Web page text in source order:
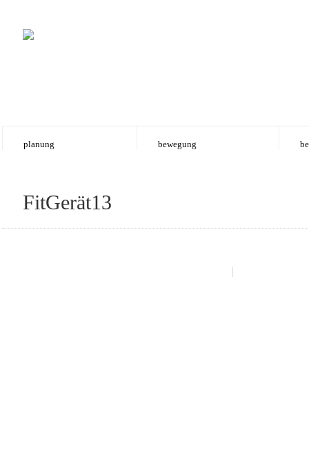
planung bewegung
FitGerät13